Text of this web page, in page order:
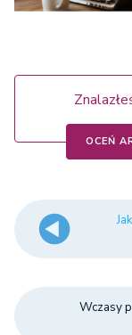
OCEŃ
Wczasy